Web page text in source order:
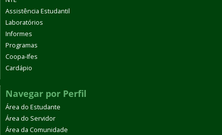
Assistência Estudantil
Laboratórios
Informes
Programas
Coopa-Ifes
Cardápio
Navegar por Perfil
Área do Estudante
Área do Servidor
Área da Comunidade